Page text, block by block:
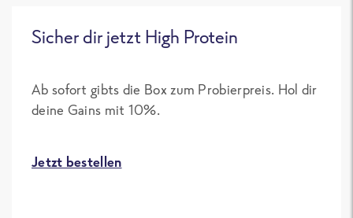
Sicher dir jetzt High Protein
Ab sofort gibts die Box zum Probierpreis. Hol dir
deine Gains mit 10%.
Jetzt bestellen